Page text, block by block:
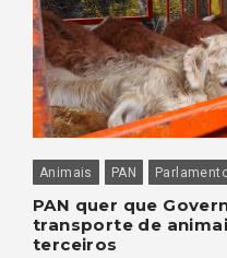
Animais PAN
PAN quer que
transporte de
terceiros